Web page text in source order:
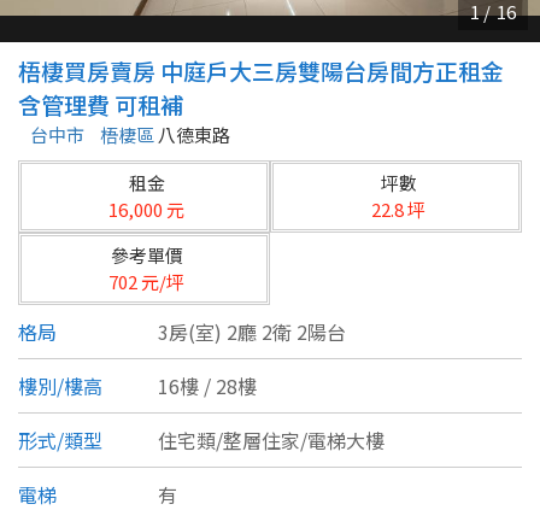
縣市
不限
台北市
基隆市
新北市
宜蘭縣
桃園市
新竹市
新竹縣
區域
類型(可複選)
不拘 公寓 電梯大樓 套房
別墅 透天厝 樓中樓 華廈
梧棲買房賣房 中庭戶大三房雙陽台房間方正租金
含管理費 可租補
台中市 梧棲區 八德東路
租金
16,000 元
坪數
22.8 坪
參考單價
702 元/坪
格局
3房(室) 2廳 2衛 2陽台
樓別/樓高
16樓 / 28樓
形式/類型
住宅類/整層住家/電梯大樓
電梯
有